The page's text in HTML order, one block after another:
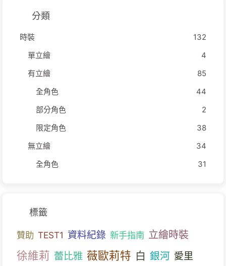
分類
時裝
132
單立繪
4
有立繪
85
全角色
44
部分角色
2
限定角色
38
無立繪
34
全角色
31
標籤
贊助 TEST1 資料紀錄 新手指南 立繪時裝
徐維莉 蕾比雅 薇歐莉特 白 銀河 愛里